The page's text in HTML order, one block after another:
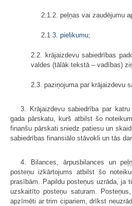
2.1.2. peļņas vai zaudējumu
2.1. 3. pielikumu;
2.2. krājaizdevu sabiedrības
valdes (tālāk tekstā – vadības)
2.3. paziņojuma par krājaizdevu
3. Krājaizdevu sabiedrība par
gada pārskatu, kurš atbilst šo
finanšu pārskati sniedz patiesu un
sabiedrības finansiālo stāvokli un tās
4. Bilances, ārpusbilances un
posteņu izkārtojums atbilst šo
prasībām. Papildu posteņus uzrāda, ja
uzskaitīto posteņu saturam.
apzīmēti ar trim cipariem, drīkst